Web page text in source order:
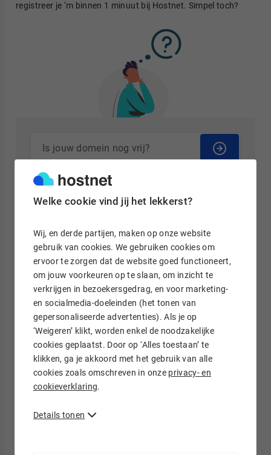
Welke cookie vind jij het lekkerst?
Wij, en derde partijen, maken op onze website
gebruik van cookies. We gebruiken cookies om
ervoor te zorgen dat de website goed functioneert,
om jouw voorkeuren op te slaan, om inzicht te
verkrijgen in bezoekersgedrag, en voor marketing-
en socialmedia-doeleinden (het tonen van
gepersonaliseerde advertenties). Als je op
‘Weigeren’ klikt, worden enkel de noodzakelijke
cookies geplaatst. Door op ‘Alles toestaan’ te
klikken, ga je akkoord met het gebruik van alle
cookies zoals omschreven in onze privacy- en
cookieverklaring.
Details tonen
registreer je ‘m binnen 1 minuut bij Hostnet. Simpel toch?
3 andere manieren om een domeinnaam te
Kom je met bovenstaande 7 domein generatoren er niet uit?
Er zijn nog andere mogelijkheden om jouw ideale
domeinnaam te vinden.
1. Answer The Public
Answer The Publicgeeft je een lijst met zoektermen waar
mensen in zoekmachines vaak naar zoeken. Kies het land en
de taal waar je actief in bent of wilt zijn, en een term die bij je
business past. Druk vervolgens op ‘Search’ en scroll naar
‘alphabeticals’. Je krijgt, afhankelijk van je term,
verschillende suggesties. Let op: je kunt per dag 2 gratis